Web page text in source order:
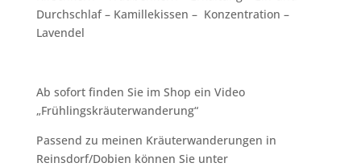
Durchschlaf – Kamillekissen – Konzentration –
Lavendel
Ab sofort finden Sie im Shop ein Video
„Frühlingskräuterwanderung“
Passend zu meinen Kräuterwanderungen in
Reinsdorf/Dobien können Sie unter